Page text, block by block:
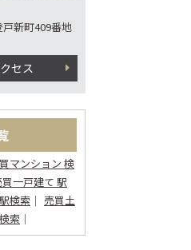
新町409番地
セス
マンション 検
買一戸建て 駅
検索
売買土
索